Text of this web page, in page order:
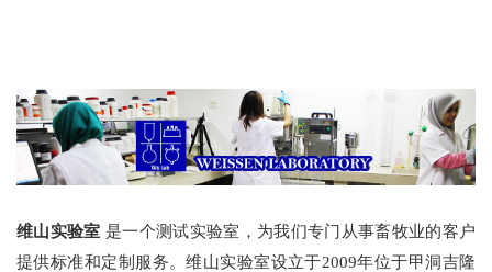
维山实验室 是一个测试实验室，为我们专门从事畜牧业的客户
提供标准和定制服务。维山实验室设立于2009年位于甲洞吉隆